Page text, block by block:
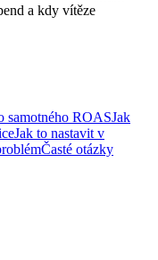
a kdy vítěze
samotného ROASJak
Jak to nastavit v
Časté otázky